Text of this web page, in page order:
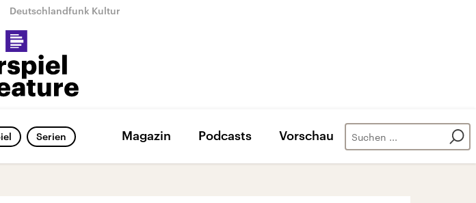
Deutschlandfunk Kultur
Serien Magazin Podcasts Vorschau